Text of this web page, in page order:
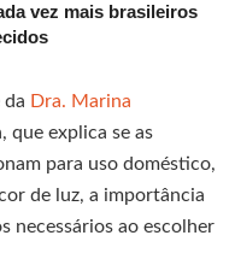
vez mais brasileiros
da Dra. Marina
que explica se as
para uso doméstico,
de luz, a importância
necessários ao escolher